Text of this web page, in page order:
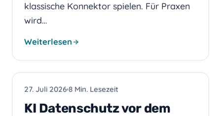
klassische Konnektor spielen. Für Praxen
wird…
Weiterlesen
KI
27. Juli 2026 8 Min. Lesezeit
KI Datenschutz vor dem